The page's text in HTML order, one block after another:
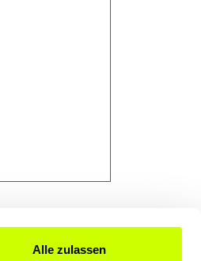
Alle zulassen